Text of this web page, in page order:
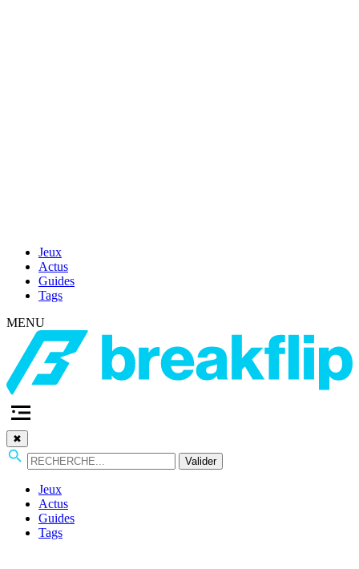
Jeux
Actus
Guides
Tags
MENU
✖
Valider
Jeux
Actus
Guides
Tags